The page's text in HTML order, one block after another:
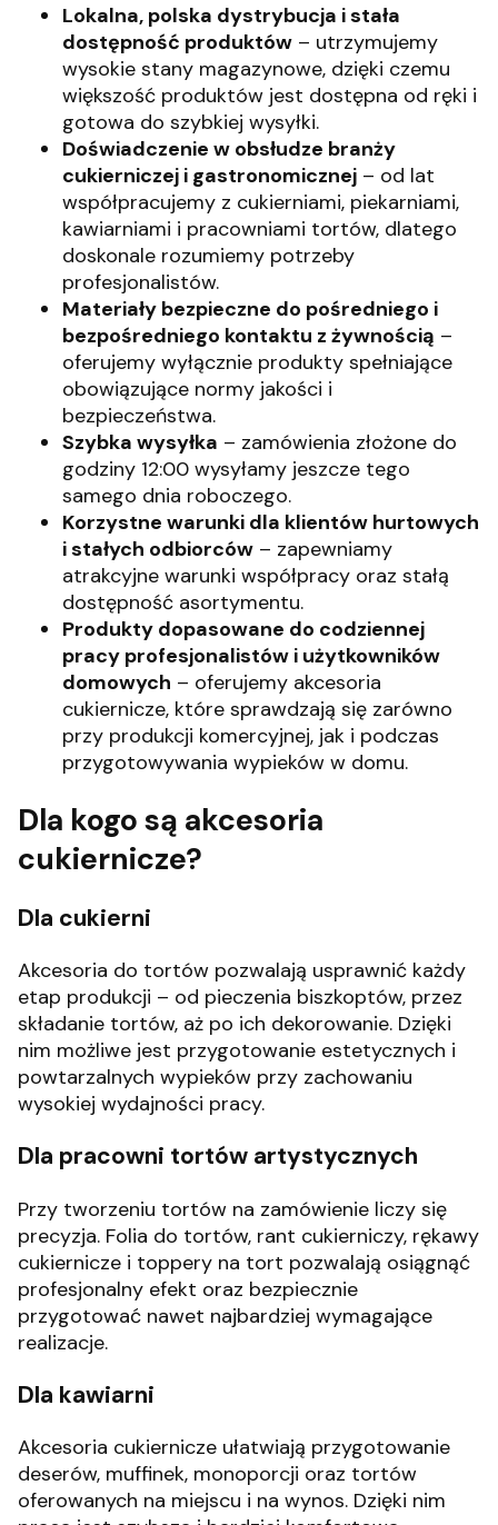
Lokalna, polska dystrybucja i stała
dostępność produktów – utrzymujemy
wysokie stany magazynowe, dzięki czemu
większość produktów jest dostępna od ręki i
gotowa do szybkiej wysyłki.
Doświadczenie w obsłudze branży
cukierniczej i gastronomicznej – od lat
współpracujemy z cukierniami, piekarniami,
kawiarniami i pracowniami tortów, dlatego
doskonale rozumiemy potrzeby
profesjonalistów.
Materiały bezpieczne do pośredniego i
bezpośredniego kontaktu z żywnością –
oferujemy wyłącznie produkty spełniające
obowiązujące normy jakości i
bezpieczeństwa.
Szybka wysyłka – zamówienia złożone do
godziny 12:00 wysyłamy jeszcze tego
samego dnia roboczego.
Korzystne warunki dla klientów hurtowych
i stałych odbiorców – zapewniamy
atrakcyjne warunki współpracy oraz stałą
dostępność asortymentu.
Produkty dopasowane do codziennej
pracy profesjonalistów i użytkowników
domowych – oferujemy akcesoria
cukiernicze, które sprawdzają się zarówno
przy produkcji komercyjnej, jak i podczas
przygotowywania wypieków w domu.
Dla kogo są akcesoria
cukiernicze?
Dla cukierni
Akcesoria do tortów pozwalają usprawnić każdy
etap produkcji – od pieczenia biszkoptów, przez
składanie tortów, aż po ich dekorowanie. Dzięki
nim możliwe jest przygotowanie estetycznych i
powtarzalnych wypieków przy zachowaniu
wysokiej wydajności pracy.
Dla pracowni tortów artystycznych
Przy tworzeniu tortów na zamówienie liczy się
precyzja. Folia do tortów, rant cukierniczy, rękawy
cukiernicze i toppery na tort pozwalają osiągnąć
profesjonalny efekt oraz bezpiecznie
przygotować nawet najbardziej wymagające
realizacje.
Dla kawiarni
Akcesoria cukiernicze ułatwiają przygotowanie
deserów, muffinek, monoporcji oraz tortów
oferowanych na miejscu i na wynos. Dzięki nim